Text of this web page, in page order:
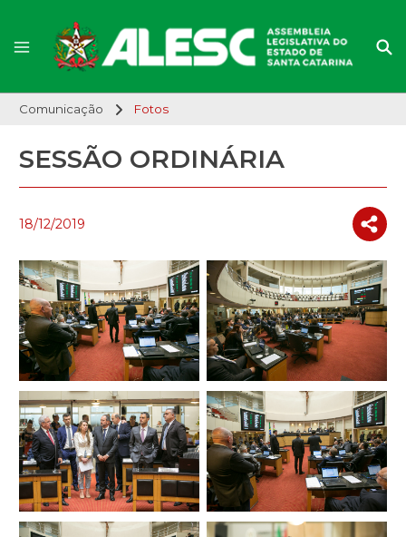
Comunicação Fotos
SESSÃO ORDINÁRIA
18/12/2019